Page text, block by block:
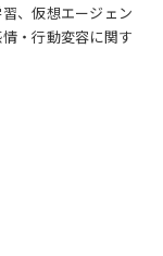
、仮想エージェン
・行動変容に関す